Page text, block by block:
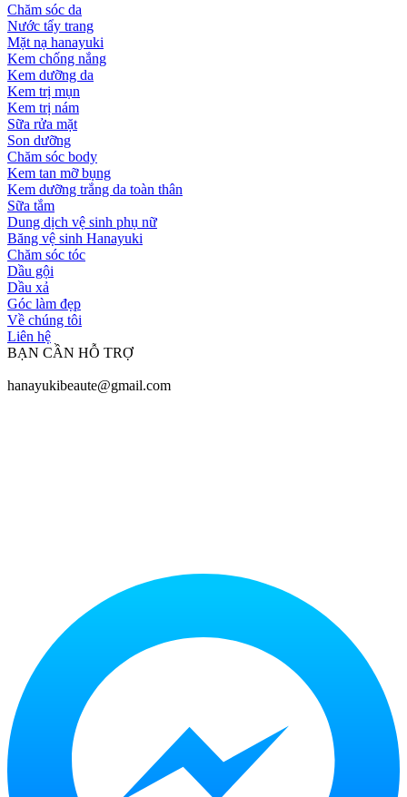
Chăm sóc da
Nước tẩy trang
Mặt nạ hanayuki
Kem chống nắng
Kem dưỡng da
Kem trị mụn
Kem trị nám
Sữa rửa mặt
Son dưỡng
Chăm sóc body
Kem tan mỡ bụng
Kem dưỡng trắng da toàn thân
Sữa tắm
Dung dịch vệ sinh phụ nữ
Băng vệ sinh Hanayuki
Chăm sóc tóc
Dầu gội
Dầu xả
Góc làm đẹp
Về chúng tôi
Liên hệ
BẠN CẦN HỖ TRỢ
hanayukibeaute@gmail.com